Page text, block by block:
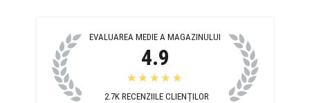
EVALUAREA MEDIE A MAGAZINULUI
4.9
★★★★★
2.7K RECENZIILE CLIENȚILOR